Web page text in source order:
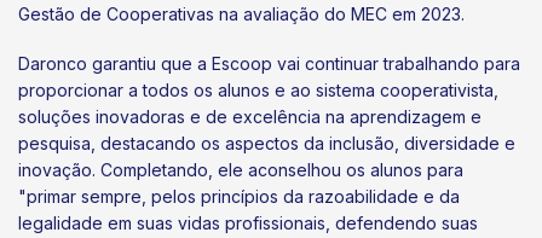
Gestão de Cooperativas na avaliação do MEC em 2023.
Daronco garantiu que a Escoop vai continuar trabalhando para
proporcionar a todos os alunos e ao sistema cooperativista,
soluções inovadoras e de excelência na aprendizagem e
pesquisa, destacando os aspectos da inclusão, diversidade e
inovação. Completando, ele aconselhou os alunos para
"primar sempre, pelos princípios da razoabilidade e da
legalidade em suas vidas profissionais, defendendo suas